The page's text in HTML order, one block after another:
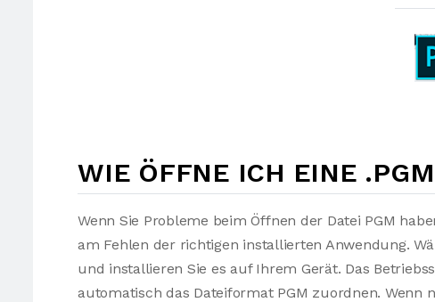
WIE ÖFFNE ICH EINE
Wenn Sie Probleme beim Öffnen der Datei PGM
am Fehlen der richtigen installierten Anwendung.
und installieren Sie es auf Ihrem Gerät. Das
automatisch das Dateiformat PGM zuordnen.